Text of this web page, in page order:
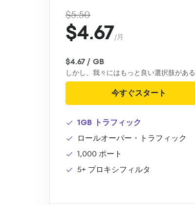
$5.50
$4.67/月
$4.67 / GB
しかし、我々にはもっと良い選択肢があ
今すぐスタート
1GB トラフィック
ロールオーバー・トラフィック
1,000 ポート
5+ プロキシフィルタ